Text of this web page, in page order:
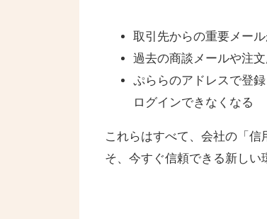
取引先からの重要メー
過去の商談メールや注
ぷららのアドレスで登
ログインできなくなる
これらはすべて、会社の「
そ、今すぐ信頼できる新しい